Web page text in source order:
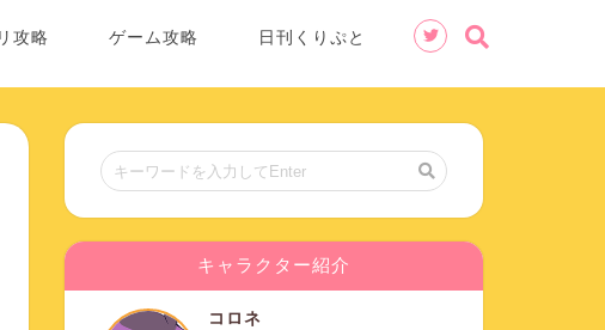
攻略 ゲーム攻略 日刊くりぷと
キャラクター紹介
コロネ